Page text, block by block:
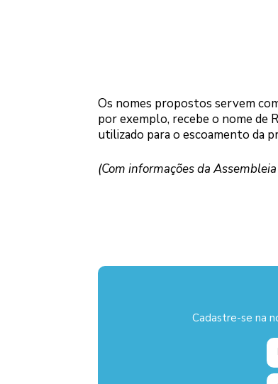
Os nomes propostos servem
por exemplo, recebe o nome de
utilizado para o escoamento da
(Com informações da
Cadastre-se na